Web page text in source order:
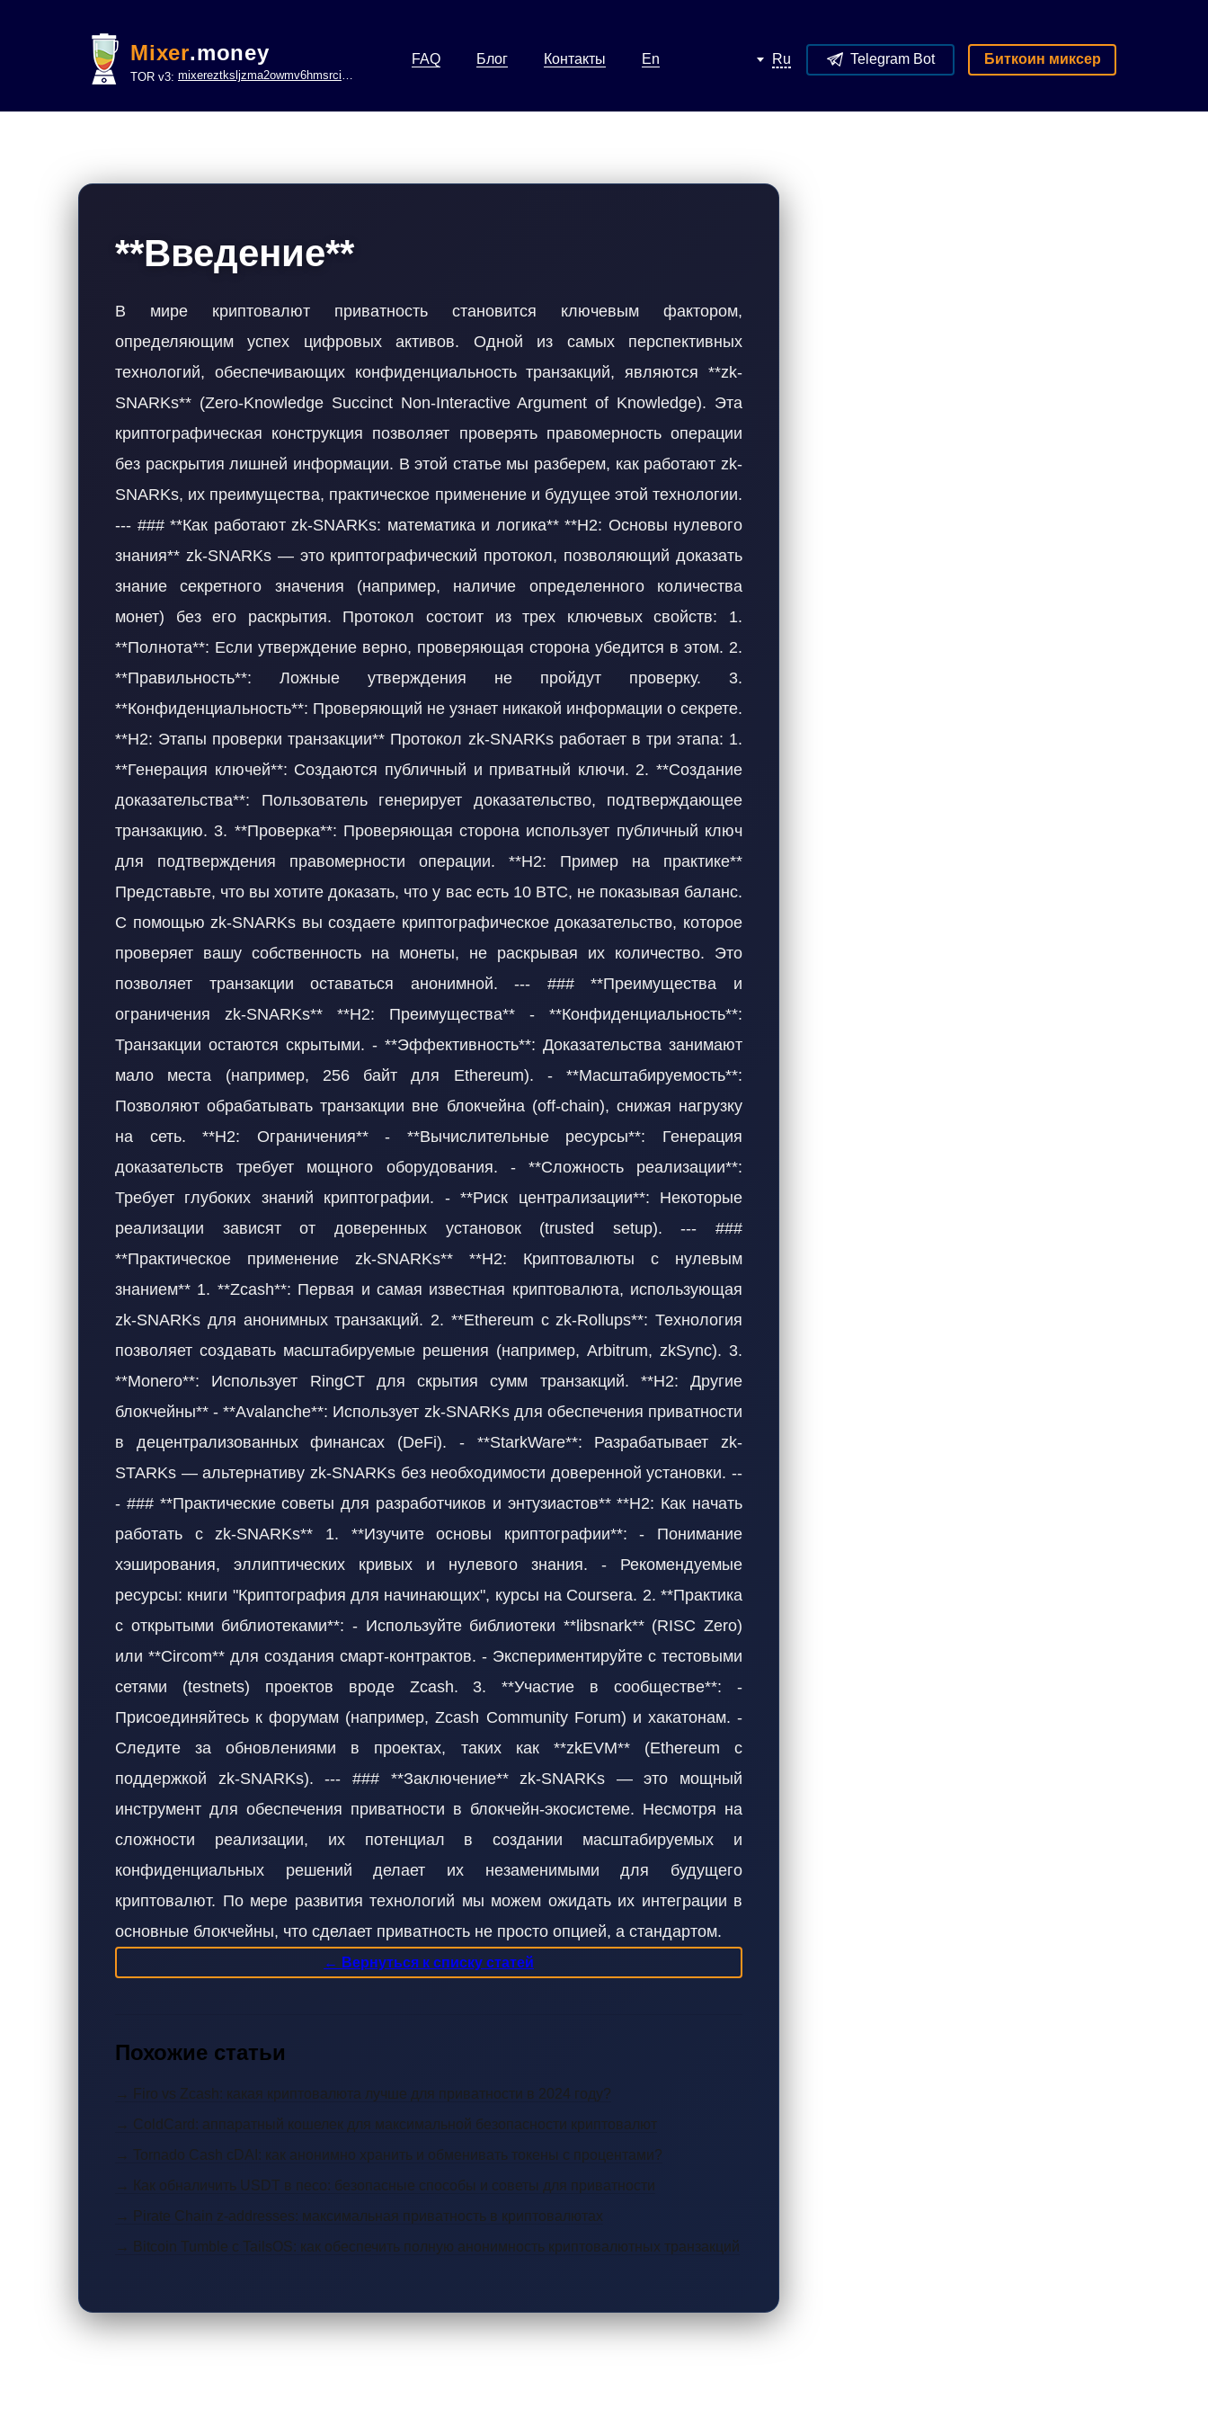
Mixer.money
TOR v3: mixereztksljzma2owmv6hmsrci322lsje6m3svicoddk3xbgvhd2fid.onion
FAQ Блог Контакты En Ru Telegram Bot Биткоин миксер
**Введение**
В мире криптовалют приватность становится ключевым фактором,
определяющим успех цифровых активов. Одной из самых перспективных
технологий, обеспечивающих конфиденциальность транзакций, являются **zk-
SNARKs** (Zero-Knowledge Succinct Non-Interactive Argument of Knowledge). Эта
криптографическая конструкция позволяет проверять правомерность операции
без раскрытия лишней информации. В этой статье мы разберем, как работают zk-
SNARKs, их преимущества, практическое применение и будущее этой технологии.
--- ### **Как работают zk-SNARKs: математика и логика** **H2: Основы нулевого
знания** zk-SNARKs — это криптографический протокол, позволяющий доказать
знание секретного значения (например, наличие определенного количества
монет) без его раскрытия. Протокол состоит из трех ключевых свойств: 1.
**Полнота**: Если утверждение верно, проверяющая сторона убедится в этом. 2.
**Правильность**: Ложные утверждения не пройдут проверку. 3.
**Конфиденциальность**: Проверяющий не узнает никакой информации о секрете.
**H2: Этапы проверки транзакции** Протокол zk-SNARKs работает в три этапа: 1.
**Генерация ключей**: Создаются публичный и приватный ключи. 2. **Создание
доказательства**: Пользователь генерирует доказательство, подтверждающее
транзакцию. 3. **Проверка**: Проверяющая сторона использует публичный ключ
для подтверждения правомерности операции. **H2: Пример на практике**
Представьте, что вы хотите доказать, что у вас есть 10 BTC, не показывая баланс.
С помощью zk-SNARKs вы создаете криптографическое доказательство, которое
проверяет вашу собственность на монеты, не раскрывая их количество. Это
позволяет транзакции оставаться анонимной. --- ### **Преимущества и
ограничения zk-SNARKs** **H2: Преимущества** - **Конфиденциальность**:
Транзакции остаются скрытыми. - **Эффективность**: Доказательства занимают
мало места (например, 256 байт для Ethereum). - **Масштабируемость**:
Позволяют обрабатывать транзакции вне блокчейна (off-chain), снижая нагрузку
на сеть. **H2: Ограничения** - **Вычислительные ресурсы**: Генерация
доказательств требует мощного оборудования. - **Сложность реализации**:
Требует глубоких знаний криптографии. - **Риск централизации**: Некоторые
реализации зависят от доверенных установок (trusted setup). --- ###
**Практическое применение zk-SNARKs** **H2: Криптовалюты с нулевым
знанием** 1. **Zcash**: Первая и самая известная криптовалюта, использующая
zk-SNARKs для анонимных транзакций. 2. **Ethereum с zk-Rollups**: Технология
позволяет создавать масштабируемые решения (например, Arbitrum, zkSync). 3.
**Monero**: Использует RingCT для скрытия сумм транзакций. **H2: Другие
блокчейны** - **Avalanche**: Использует zk-SNARKs для обеспечения приватности
в децентрализованных финансах (DeFi). - **StarkWare**: Разрабатывает zk-
STARKs — альтернативу zk-SNARKs без необходимости доверенной установки. --
- ### **Практические советы для разработчиков и энтузиастов** **H2: Как начать
работать с zk-SNARKs** 1. **Изучите основы криптографии**: - Понимание
хэширования, эллиптических кривых и нулевого знания. - Рекомендуемые
ресурсы: книги "Криптография для начинающих", курсы на Coursera. 2. **Практика
с открытыми библиотеками**: - Используйте библиотеки **libsnark** (RISC Zero)
или **Circom** для создания смарт-контрактов. - Экспериментируйте с тестовыми
сетями (testnets) проектов вроде Zcash. 3. **Участие в сообществе**: -
Присоединяйтесь к форумам (например, Zcash Community Forum) и хакатонам. -
Следите за обновлениями в проектах, таких как **zkEVM** (Ethereum с
поддержкой zk-SNARKs). --- ### **Заключение** zk-SNARKs — это мощный
инструмент для обеспечения приватности в блокчейн-экосистеме. Несмотря на
сложности реализации, их потенциал в создании масштабируемых и
конфиденциальных решений делает их незаменимыми для будущего
криптовалют. По мере развития технологий мы можем ожидать их интеграции в
основные блокчейны, что сделает приватность не просто опцией, а стандартом.
← Вернуться к списку статей
Похожие статьи
→ Firo vs Zcash: какая криптовалюта лучше для приватности в 2024 году?
→ ColdCard: аппаратный кошелек для максимальной безопасности криптовалют
→ Tornado Cash cDAI: как анонимно хранить и обменивать токены с процентами?
→ Как обналичить USDT в песо: безопасные способы и советы для приватности
→ Pirate Chain z-addresses: максимальная приватность в криптовалютах
→ Bitcoin Tumble с TailsOS: как обеспечить полную анонимность криптовалютных транзакций